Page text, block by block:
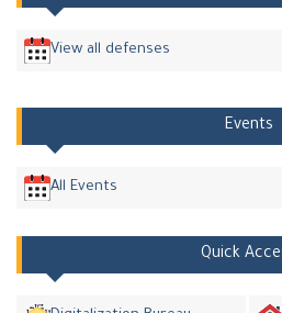
View all defenses
Events
All Events
Quick